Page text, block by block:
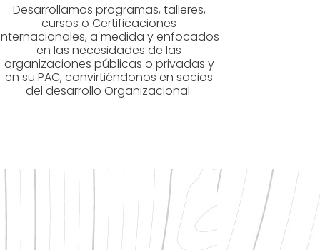
Desarrollamos programas, talleres,
cursos o Certificaciones
a medida y enfocados
en las necesidades de las
organizaciones públicas o privadas y
en su PAC, convirtiéndonos en socios
del desarrollo Organizacional.